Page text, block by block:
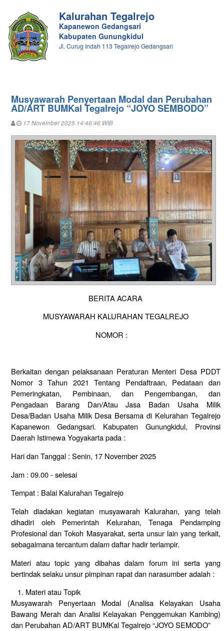
Kalurahan Tegalrejo
Kapanewon Gedangsari
Kabupaten Gunungkidul
Jl. Curug Indah 113 Tegalrejo Gedangsari
Musyawarah Penyertaan Modal dan Perubahan
AD/ART BUMKal Tegalrejo “JOYO SEMBODO”
17 November 2025 14:46:46 WIB
BERITA ACARA
MUSYAWARAH KALURAHAN TEGALREJO
NOMOR :
Berkaitan dengan pelaksanaan Peraturan Menteri Desa PDDT
Nomor 3 Tahun 2021 Tentang Pendaftraan, Pedataan dan
Pemeringkatan, Pembinaan, dan Pengembangan, dan
Pengadaan Barang Dan/Atau Jasa Badan Usaha Milik
Desa/Badan Usaha Milik Desa Bersama di Kelurahan Tegalrejo
Kapanewon Gedangsari. Kabupaten Gunungkidul, Provinsi
Daerah Istimewa Yogyakarta pada :
Hari dan Tanggal : Senin, 17 November 2025
Jam : 09.00 - selesai
Tempat : Balai Kalurahan Tegalrejo
Telah diadakan kegiatan musyawarah Kalurahan, yang telah
dihadiri oleh Pemerintah Kelurahan, Tenaga Pendamping
Profesional dan Tokoh Masyarakat, serta unsur lain yang terkait,
sebagaimana tercantum dalam daftar hadir terlampir.
Materi atau topic yang dibahas dalam forum ini serta yang
bertindak selaku unsur pimpinan rapat dan narasumber adalah :
Materi atau Topik
Musyawarah Penyertaan Modal (Analisa Kelayakan Usaha
Bawang Merah dan Analisi Kelayakan Penggemukan Kambing)
dan Perubahan AD/ART BUMKal Tegalrejo “JOYO SEMODO”